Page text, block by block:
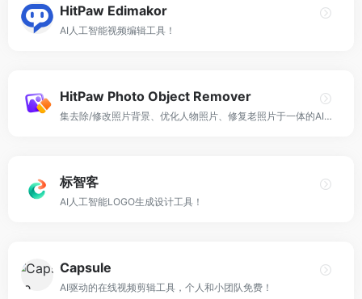
HitPaw Edimakor
AI人工智能视频编辑工具！
HitPaw Photo Object Remover
集去除/修改照片背景、优化人物照片、修复老照片于一体的AI人工智能照片编辑工具！
标智客
AI人工智能LOGO生成设计工具！
Capsule
AI驱动的在线视频剪辑工具，个人和小团队免费！